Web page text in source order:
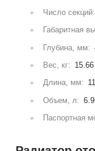
Число секций:
Габаритная
Глубина, мм:
Вес, кг: 15.66
Длина, мм:
Объем, л:
Паспортная